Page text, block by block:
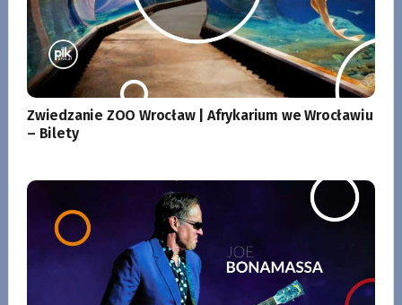
Zwiedzanie ZOO Wrocław | Afrykarium we Wrocławiu
– Bilety